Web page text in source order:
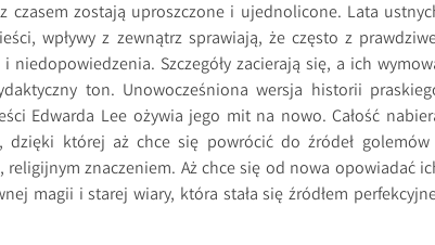
czasem zostają uproszczone i ujednolicone. Lata
wpływy z zewnątrz sprawiają, że często z
Szczegóły zacierają się, a ich
ton. Unowocześniona wersja historii
Edwarda Lee ożywia jego mit na nowo. Całość
dzięki której aż chce się powrócić do źródeł
znaczeniem. Aż chce się od nowa opowiadać
magii i starej wiary, która stała się źródłem